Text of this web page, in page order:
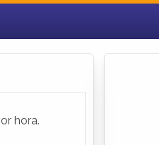
hora.